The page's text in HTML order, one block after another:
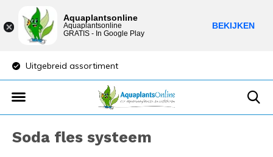
Uitgebreid assortiment
Soda fles systeem
Aquaplantsonline
Aquaplantsonline
GRATIS - In Google Play
BEKIJKEN